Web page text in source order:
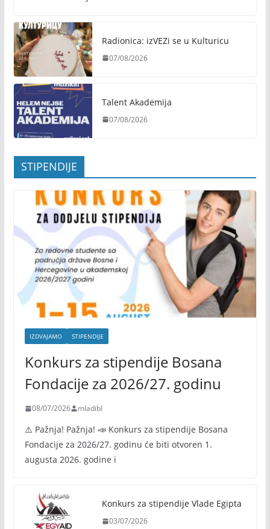
Radionica: izVEZi se u Kulturicu
07/08/2026
Talent Akademija
07/08/2026
STIPENDIJE
IZDVAJAMO STIPENDIJE
Konkurs za stipendije Bosana
Fondacije za 2026/27. godinu
08/07/2026 mladibl
⚠️ Pažnja! Pažnja! 📣 Konkurs za stipendije Bosana
Fondacije za 2026/27. godinu će biti otvoren 1.
augusta 2026. godine i
Konkurs za stipendije Vlade Egipta
03/07/2026